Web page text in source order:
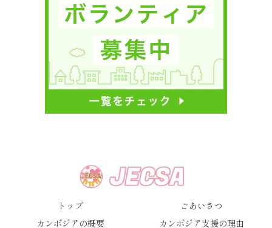
トップ
ごあいさつ
カンボジアの概要
カンボジア支援の理由